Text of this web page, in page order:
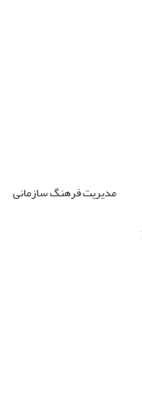
مدیریت فرهنگ سازمانی